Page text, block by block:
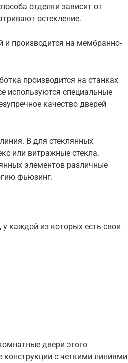
отделки зависит от
остекление.
производится на мембранно-
производится на станках
используются специальные
качество дверей
В для стеклянных
или витражные стекла.
элементов различные
фьюзинг.
каждой из которых есть свои
двери этого
с четкими линиями